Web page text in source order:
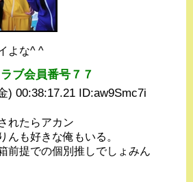
よな^ ^
ブ会員番号７７
) 00:38:17.21 ID:aw9Smc7i
れたらアカン
んも好きな俺もいる。
前提での個別推しでしょみん